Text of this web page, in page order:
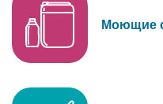
Моющие